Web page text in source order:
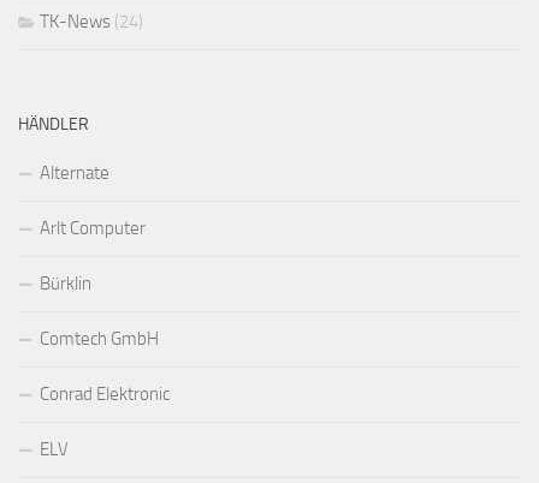
TK-News (24)
HÄNDLER
Alternate
Arlt Computer
Bürklin
Comtech GmbH
Conrad Elektronic
ELV